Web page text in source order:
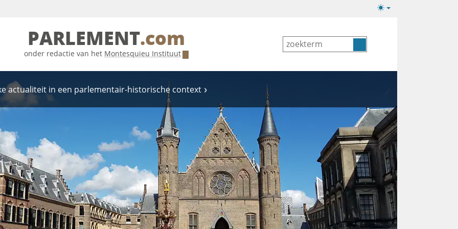
Lichte/donkere
PARLEMENT.com
onder redactie van het Montesquieu Instituut
actualiteit in een parlementair-historische context